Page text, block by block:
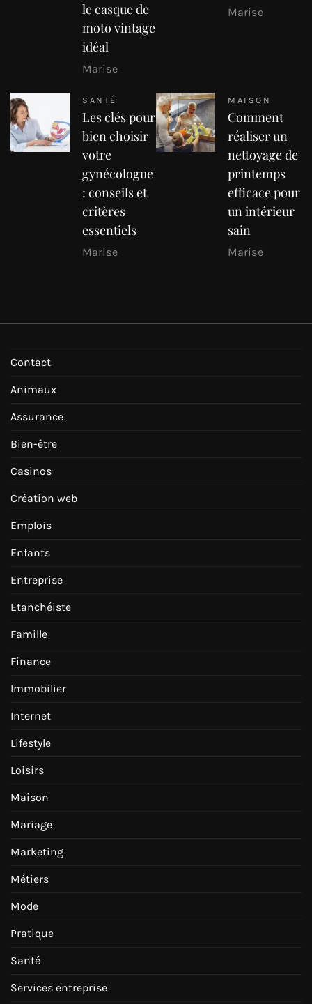
le casque de
moto vintage
idéal
Marise
Marise
SANTÉ
Les clés pour
bien choisir
votre
gynécologue
: conseils et
critères
essentiels
Marise
MAISON
Comment
réaliser un
nettoyage de
printemps
efficace pour
un intérieur
sain
Marise
Contact
Animaux
Assurance
Bien-être
Casinos
Création web
Emplois
Enfants
Entreprise
Etanchéiste
Famille
Finance
Immobilier
Internet
Lifestyle
Loisirs
Maison
Mariage
Marketing
Métiers
Mode
Pratique
Santé
Services entreprise